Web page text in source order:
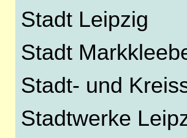
Stadt Leipzig
Stadt
Stadt- und
Stadtwerke